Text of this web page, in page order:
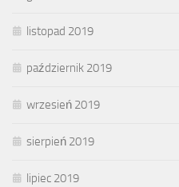
listopad 2019
październik 2019
wrzesień 2019
sierpień 2019
lipiec 2019